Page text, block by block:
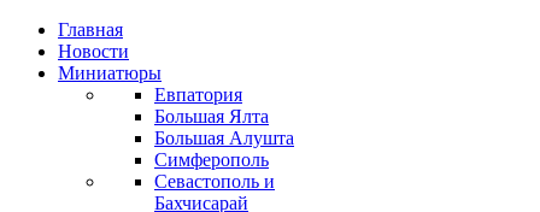
Главная
Новости
Миниатюры
Евпатория
Большая Ялта
Большая Алушта
Симферополь
Севастополь и
Бахчисарай